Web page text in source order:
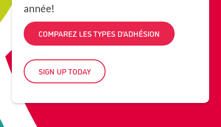
année!
COMPAREZ LES TYPES D’ADHÉSION
SIGN UP TODAY